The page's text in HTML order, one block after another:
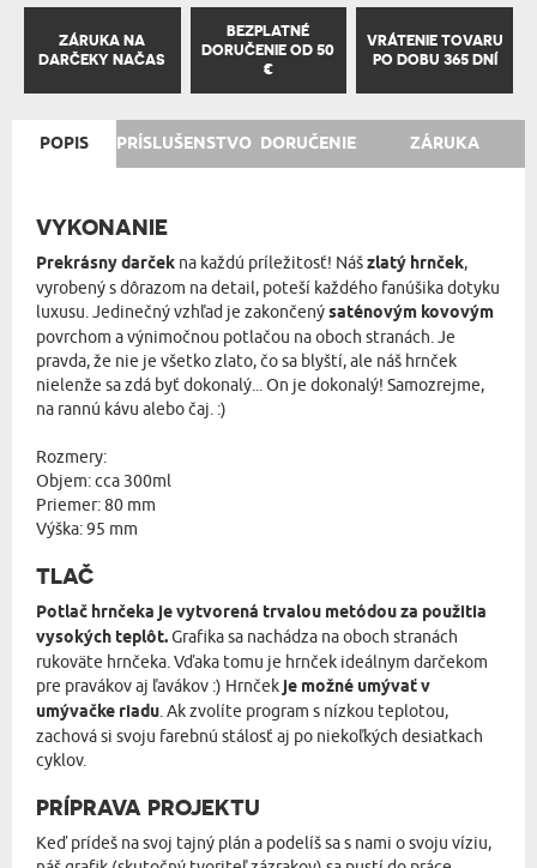
ZÁRUKA NA
DARČEKY NAČAS
BEZPLATNÉ
DORUČENIE OD 50
€
VRÁTENIE TOVARU
PO DOBU 365 DNÍ
POPIS PRÍSLUŠENSTVO DORUČENIE ZÁRUKA
VYKONANIE
Prekrásny darček na každú príležitosť! Nášzlatý hrnček,
vyrobený s dôrazom na detail, poteší každého fanúšika dotyku
luxusu. Jedinečný vzhľad je zakončenýsaténovým kovovým
povrchom a výnimočnou potlačou na oboch stranách. Je
pravda, že nie je všetko zlato, čo sa blyští, ale náš hrnček
nielenže sa zdá byť dokonalý... On je dokonalý! Samozrejme,
na rannú kávu alebo čaj. :)
Rozmery:
Objem: cca 300ml
Priemer: 80 mm
Výška: 95 mm
TLAČ
Potlač hrnčeka je vytvorená trvalou metódou za použitia
vysokých teplôt.Grafika sa nachádza na oboch stranách
rukoväte hrnčeka. Vďaka tomu je hrnček ideálnym darčekom
pre pravákov aj ľavákov :) Hrnčekje možné umývať v
umývačke riadu. Ak zvolíte program s nízkou teplotou,
zachová si svoju farebnú stálosť aj po niekoľkých desiatkach
cyklov.
PRÍPRAVA PROJEKTU
Keď prídeš na svoj tajný plán a podelíš sa s nami o svoju víziu,